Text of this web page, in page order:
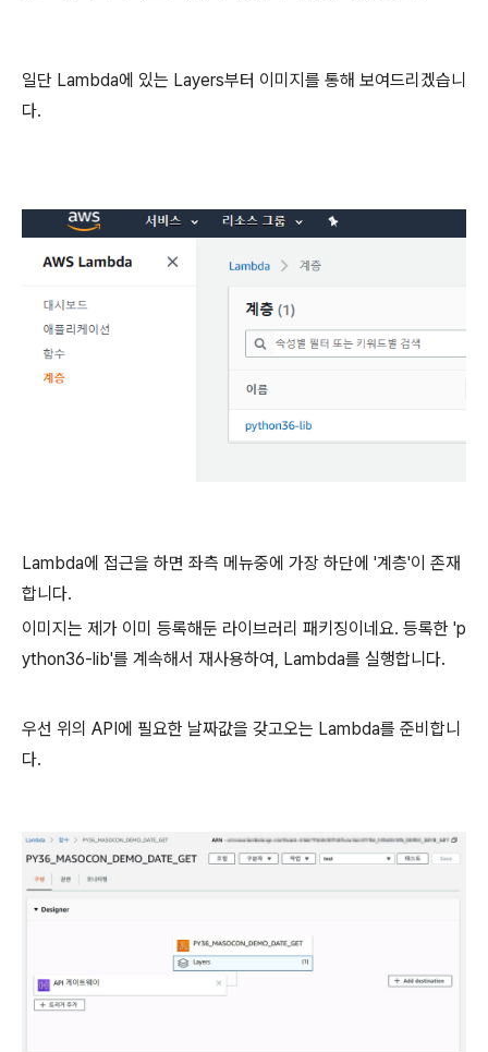
일단 Lambda에 있는 Layers부터 이미지를 통해 보여드리겠습니
다.
Lambda에 접근을 하면 좌측 메뉴중에 가장 하단에 '계층'이 존재
합니다.
이미지는 제가 이미 등록해둔 라이브러리 패키징이네요. 등록한 'p
ython36-lib'를 계속해서 재사용하여, Lambda를 실행합니다.
우선 위의 API에 필요한 날짜값을 갖고오는 Lambda를 준비합니
다.